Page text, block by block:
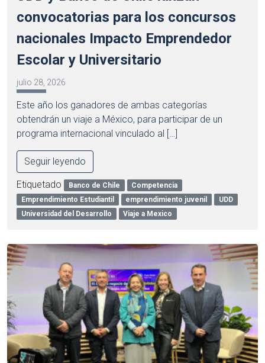
convocatorias para los concursos
nacionales Impacto Emprendedor
Escolar y Universitario
julio 28, 2026
Este año los ganadores de ambas categorías
obtendrán un viaje a México, para participar de un
programa internacional vinculado al […]
Seguir leyendo
Etiquetado Banco de Chile
Competencia
Emprendimiento Estudiantil
emprendimiento juvenil
UDD
Universidad del Desarrollo
Viaje a Mexico